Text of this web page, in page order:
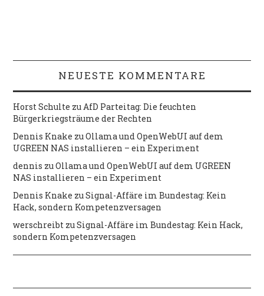
NEUESTE KOMMENTARE
Horst Schulte zuAfD Parteitag: Die feuchten
Bürgerkriegsträume der Rechten
Dennis Knake zuOllama und OpenWebUI auf dem
UGREEN NAS installieren – ein Experiment
dennis zuOllama und OpenWebUI auf dem UGREEN
NAS installieren – ein Experiment
Dennis Knake zuSignal-Affäre im Bundestag: Kein
Hack, sondern Kompetenzversagen
werschreibt zuSignal-Affäre im Bundestag: Kein Hack,
sondern Kompetenzversagen